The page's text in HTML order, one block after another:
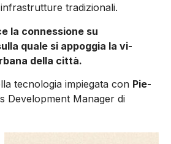
tradizionali.
la con­nessione su
quale si appoggia la vi­
della città.
tecnologia impiegata con Pie­
Develop­ment Manager di